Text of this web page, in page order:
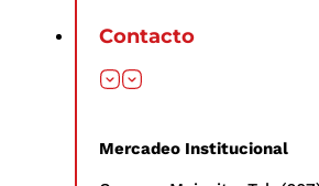
Contacto
Mercadeo Institucional